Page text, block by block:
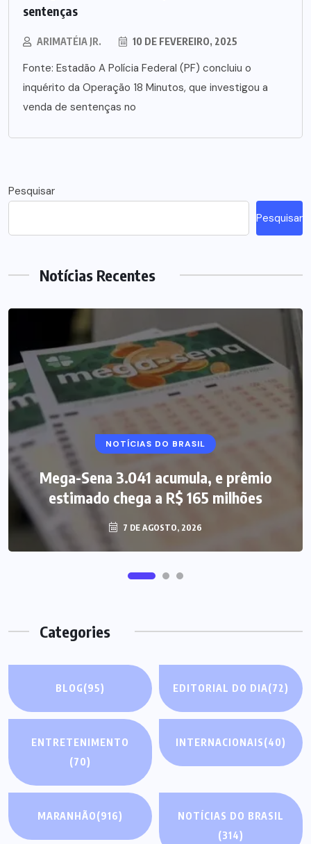
sentenças
ARIMATÉIA JR. 10 DE FEVEREIRO, 2025
Fonte: Estadão A Polícia Federal (PF) concluiu o
inquérito da Operação 18 Minutos, que investigou a
venda de sentenças no
Pesquisar
Pesquisar
Notícias Recentes
NOTÍCIAS DO BRASIL
Mega-Sena 3.041 acumula, e prêmio
estimado chega a R$ 165 milhões
7 DE AGOSTO, 2026
Categories
BLOG(95) EDITORIAL DO DIA(72)
ENTRETENIMENTO
(70)
INTERNACIONAIS(40)
MARANHÃO(916)
NOTÍCIAS DO BRASIL
(314)